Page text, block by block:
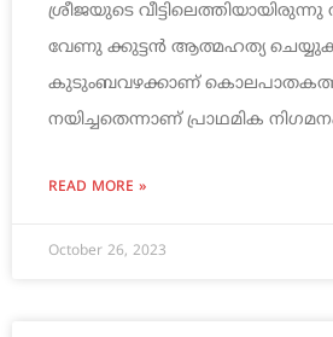
ശ്രീജയുടെ
വേണു ക്കുട്ടന്‍ ആത്മഹത്യ
കുടുംബവഴക്കാണ്
നയിച്ചതെന്നാണ് പ്രാഥമിക
READ MORE »
October 26, 2023